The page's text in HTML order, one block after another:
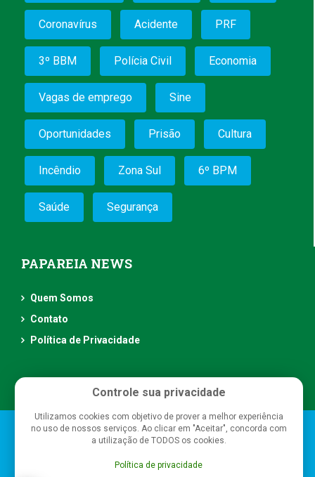
Coronavírus Acidente PRF
3º BBM Polícia Civil Economia
Vagas de emprego Sine
Oportunidades Prisão Cultura
Incêndio Zona Sul 6º BPM
Saúde Segurança
PAPAREIA NEWS
Quem Somos
Contato
Política de Privacidade
Papareia News - Todos os direitos reservados
Controle sua privacidade
Utilizamos cookies com objetivo de prover a melhor experiência
no uso de nossos serviços. Ao clicar em "Aceitar", concorda com
a utilização de TODOS os cookies.
Política de privacidade